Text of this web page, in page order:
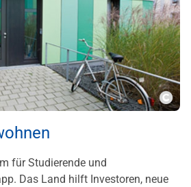
für Studierende und
Das Land hilft Investoren, neue